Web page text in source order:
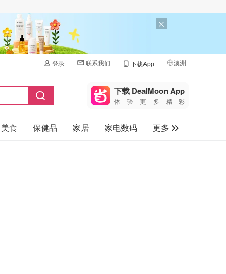
登录 联系我们 下载App 澳洲
🇺🇸
🇨🇳 中国
🇨🇦加拿大
下载 DealMoon App
体验更多精彩
美食 保健品 家居 家电数码
更多